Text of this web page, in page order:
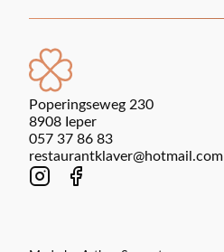
Poperingseweg 230
8908 Ieper
Home
057 37 86 83
restaurantklaver@hotmail.com
InstagramFacebook